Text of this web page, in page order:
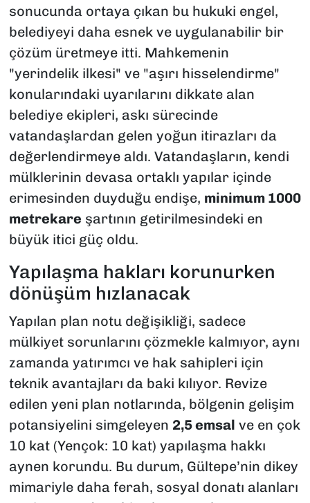
sonucunda ortaya çıkan bu hukuki engel,
belediyeyi daha esnek ve uygulanabilir bir
çözüm üretmeye itti. Mahkemenin
"yerindelik ilkesi" ve "aşırı hisselendirme"
konularındaki uyarılarını dikkate alan
belediye ekipleri, askı sürecinde
vatandaşlardan gelen yoğun itirazları da
değerlendirmeye aldı. Vatandaşların, kendi
mülklerinin devasa ortaklı yapılar içinde
erimesinden duyduğu endişe, minimum 1000
metrekare şartının getirilmesindeki en
büyük itici güç oldu.
Yapılaşma hakları korunurken
dönüşüm hızlanacak
Yapılan plan notu değişikliği, sadece
mülkiyet sorunlarını çözmekle kalmıyor, aynı
zamanda yatırımcı ve hak sahipleri için
teknik avantajları da baki kılıyor. Revize
edilen yeni plan notlarında, bölgenin gelişim
potansiyelini simgeleyen 2,5 emsal ve en çok
10 kat (Yençok: 10 kat) yapılaşma hakkı
aynen korundu. Bu durum, Gültepe’nin dikey
mimariyle daha ferah, sosyal donatı alanları